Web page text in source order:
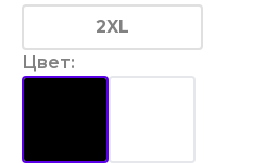
2XL
Цвет: